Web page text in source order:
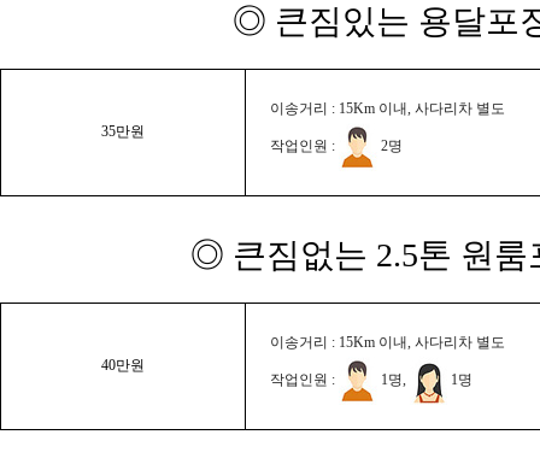
◎ 큰짐있는 용달포
35만원
이송거리 : 15Km 이내, 사다리차 별도
작업인원 : 2명
◎ 큰짐없는 2.5톤 원룸
40만원
이송거리 : 15Km 이내, 사다리차 별도
작업인원 : 1명, 1명